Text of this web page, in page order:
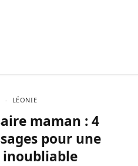
LÉONIE
maman : 4
pour une